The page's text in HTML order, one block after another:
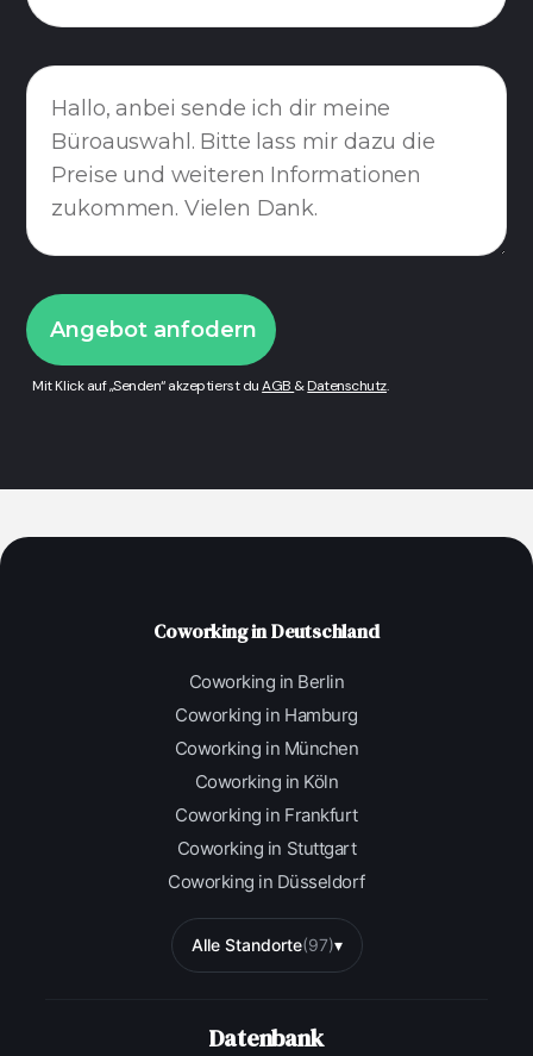
Mit Klick auf „Senden“ akzeptierst duAGB &Datenschutz.
Coworking in Deutschland
Coworking in Berlin
Coworking in Hamburg
Coworking in München
Coworking in Köln
Coworking in Frankfurt
Coworking in Stuttgart
Coworking in Düsseldorf
Alle Standorte(97)▾
Datenbank